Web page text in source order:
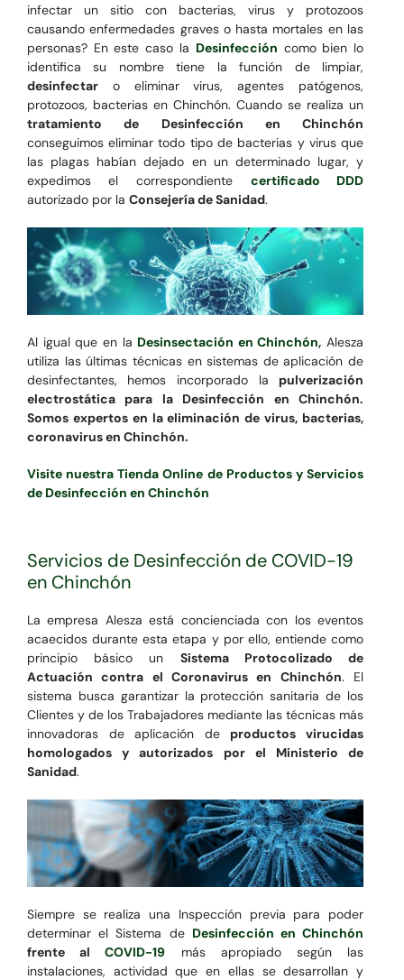
infectar un sitio con bacterias, virus y protozoos
causando enfermedades graves o hasta mortales en las
personas? En este caso la Desinfección como bien lo
identifica su nombre tiene la función de limpiar,
desinfectaro eliminar virus, agentes patógenos,
protozoos, bacterias en Chinchón. Cuando se realiza un
tratamiento de Desinfección en Chinchón
conseguimos eliminar todo tipo de bacterias y virus que
las plagas habían dejado en un determinado lugar, y
expedimos el correspondiente certificado DDD
autorizado por la Consejería de Sanidad.
Al igual que en la Desinsectación en Chinchón, Alesza
utiliza las últimas técnicas en sistemas de aplicación de
desinfectantes, hemos incorporado la pulverización
electrostática para la Desinfección en Chinchón.
Somos expertos en la eliminación de virus, bacterias,
coronavirus en Chinchón.
Visite nuestra Tienda Online de Productos y Servicios
de Desinfección en Chinchón
Servicios de Desinfección de COVID-19
en Chinchón
La empresa Alesza está concienciada con los eventos
acaecidos durante esta etapa y por ello, entiende como
principio básico un Sistema Protocolizado de
Actuación contra el Coronavirus en Chinchón. El
sistema busca garantizar la protección sanitaria de los
Clientes y de los Trabajadores mediante las técnicas más
innovadoras de aplicación de productos virucidas
homologados y autorizados por el Ministerio de
Sanidad.
Siempre se realiza una Inspección previa para poder
determinar el Sistema de Desinfección en Chinchón
frente alCOVID-19 más apropiado según las
instalaciones, actividad que en ellas se desarrollan y